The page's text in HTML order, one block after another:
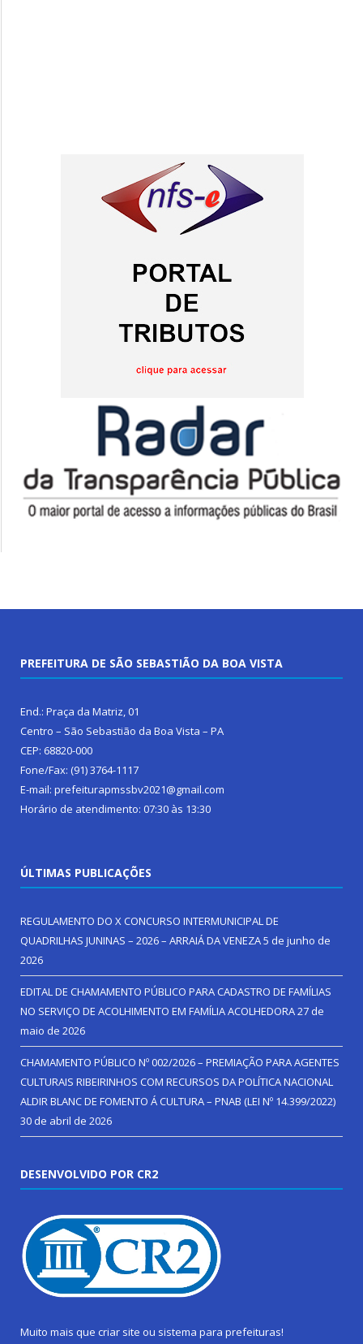
PREFEITURA DE SÃO SEBASTIÃO DA BOA VISTA
End.: Praça da Matriz, 01
Centro – São Sebastião da Boa Vista – PA
CEP: 68820-000
Fone/Fax: (91) 3764-1117
E-mail: prefeiturapmssbv2021@gmail.com
Horário de atendimento: 07:30 às 13:30
ÚLTIMAS PUBLICAÇÕES
REGULAMENTO DO X CONCURSO INTERMUNICIPAL DE
QUADRILHAS JUNINAS – 2026 – ARRAIÁ DA VENEZA5 de junho de
2026
EDITAL DE CHAMAMENTO PÚBLICO PARA CADASTRO DE FAMÍLIAS
NO SERVIÇO DE ACOLHIMENTO EM FAMÍLIA ACOLHEDORA27 de
maio de 2026
CHAMAMENTO PÚBLICO Nº 002/2026 – PREMIAÇÃO PARA AGENTES
CULTURAIS RIBEIRINHOS COM RECURSOS DA POLÍTICA NACIONAL
ALDIR BLANC DE FOMENTO Á CULTURA – PNAB (LEI Nº 14.399/2022)
30 de abril de 2026
DESENVOLVIDO POR CR2
Muito mais que criar site ou sistema para prefeituras!